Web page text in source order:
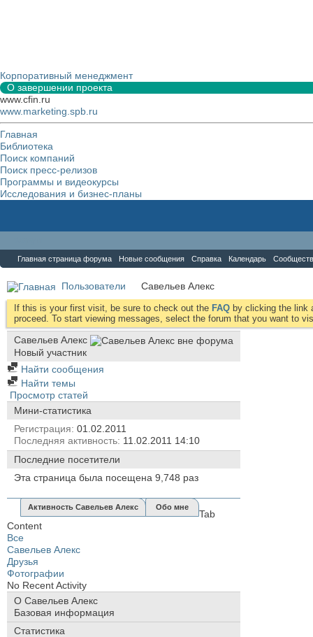
Корпоративный менеджмент
О завершении проекта
www.cfin.ru
www.marketing.spb.ru
Главная
Библиотека
Поиск компаний
Поиск пресс-релизов
Программы и видеокурсы
Исследования и бизнес-планы
Главная страница форума Новые сообщения Справка Календарь
Пользователи Савельев Алекс
If this is your first visit, be sure to check out the FAQ by clicking the link
proceed. To start viewing messages, select the forum that you want to
Савельев Алекс
Новый участник
Найти сообщения
Найти темы
Просмотр статей
Мини-статистика
Регистрация 01.02.2011
Последняя активность 11.02.2011 14:10
Последние посетители
Эта страница была посещена 9,748 раз
Активность Савельев Алекс Обо мне
Tab
Content
Все
Савельев Алекс
Друзья
Фотографии
No Recent Activity
О Савельев Алекс
Базовая информация
Статистика